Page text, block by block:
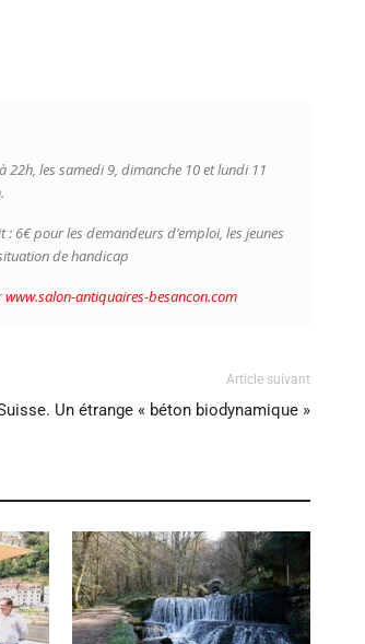
22h, les samedi 9, dimanche 10 et lundi 11
6€ pour les demandeurs d’emploi, les jeunes
de handicap
www.salon-antiquaires-besancon.com
Article suivant
Un étrange « béton biodynamique »